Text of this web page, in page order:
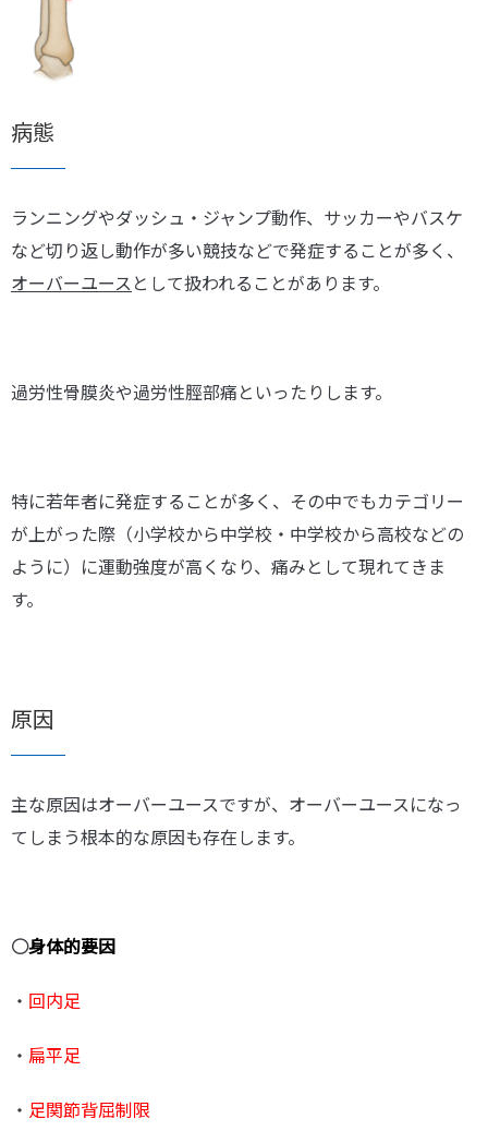
病態
ランニングやダッシュ・ジャンプ動作、サッカーやバスケ
など切り返し動作が多い競技などで発症することが多く、
オーバーユース として扱われることがあります。
過労性骨膜炎や過労性脛部痛といったりします。
特に若年者に発症することが多く、その中でもカテゴリー
が上がった際（小学校から中学校・中学校から高校などの
ように）に運動強度が高くなり、痛みとして現れてきま
す。
原因
主な原因はオーバーユースですが、オーバーユースになっ
てしまう根本的な原因も存在します。
○身体的要因
・ 回内足
・ 扁平足
・ 足関節背屈制限